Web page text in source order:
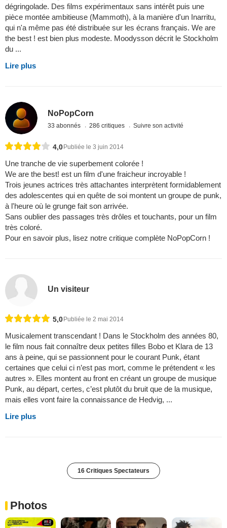
dégringolade. Des films expérimentaux sans intérêt puis une
pièce montée ambitieuse (Mammoth), à la manière d'un Inarritu,
qui n'a même pas été distribuée sur les écrans français. We are
the best ! est bien plus modeste. Moodysson décrit le Stockholm
du ...
Lire plus
NoPopCorn
33 abonnés 286 critiques Suivre son activité
4,0Publiée le 3 juin 2014
Une tranche de vie superbement colorée !
We are the best! est un film d'une fraicheur incroyable !
Trois jeunes actrices très attachantes interprètent formidablement
des adolescentes qui en quête de soi montent un groupe de punk,
à l'heure où le grunge fait son arrivée.
Sans oublier des passages très drôles et touchants, pour un film
très coloré.
Pour en savoir plus, lisez notre critique complète NoPopCorn !
Un visiteur
5,0 Publiée le 2 mai 2014
Musicalement transcendant ! Dans le Stockholm des années 80,
le film nous fait connaître deux petites filles Bobo et Klara de 13
ans à peine, qui se passionnent pour le courant Punk, étant
certaines que celui ci n’est pas mort, comme le prétendent « les
autres ». Elles montent au front en créant un groupe de musique
Punk, au départ, certes, c’est plutôt du bruit que de la musique,
mais elles vont faire la connaissance de Hedvig, ...
Lire plus
16 Critiques Spectateurs
Photos